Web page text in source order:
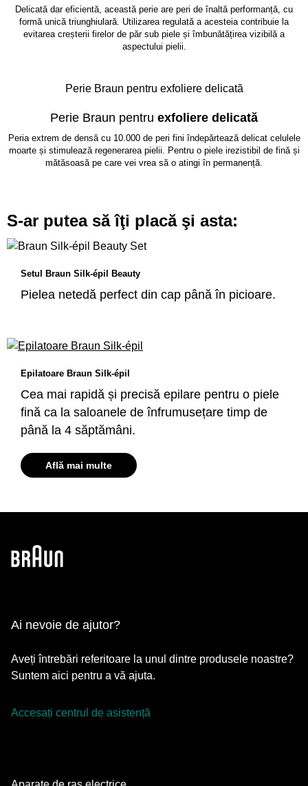
Delicată dar eficientă, această perie are peri de înaltă performanță, cu
formă unică triunghiulară. Utilizarea regulată a acesteia contribuie la
evitarea creșterii firelor de păr sub piele și îmbunătățirea vizibilă a
aspectului pielii.
Perie Braun pentru exfoliere delicată
Perie Braun pentru exfoliere delicată
Peria extrem de densă cu 10.000 de peri fini îndepărtează delicat celulele
moarte și stimulează regenerarea pielii. Pentru o piele irezistibil de fină și
mătăsoasă pe care vei vrea să o atingi în permanență.
S-ar putea să îţi placă şi asta:
Setul Braun Silk-épil Beauty
Pielea netedă perfect din cap până în picioare.
Epilatoare Braun Silk-épil
Cea mai rapidă și precisă epilare pentru o piele
fină ca la saloanele de înfrumusețare timp de
până la 4 săptămâni.
Află mai multe
Ai nevoie de ajutor?
Aveți întrebări referitoare la unul dintre produsele noastre?
Suntem aici pentru a vă ajuta.
Accesați centrul de asistență